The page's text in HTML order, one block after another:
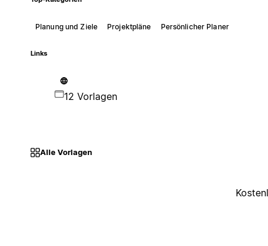
Planung und Ziele Projektpläne Persönlicher Planer
Links
12 Vorlagen
Alle Vorlagen